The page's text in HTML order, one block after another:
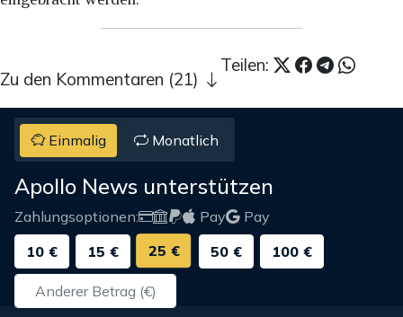
Teilen:
Zu den Kommentaren (21)
Einmalig Monatlich
Apollo News unterstützen
Zahlungsoptionen: Pay
Pay
10 €
15 € 25 € 50 € 100 €